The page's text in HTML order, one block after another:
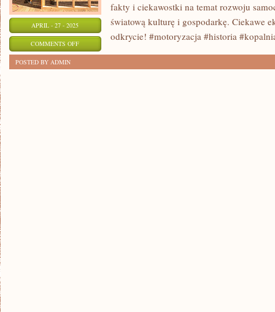
APRIL - 27 - 2025
COMMENTS OFFON
fakty i ciekawostki na temat rozwoju
światową kulturę i gospodarkę. Ciekawe
odkrycie! #motoryzacja #historia
POSTED BY ADMIN